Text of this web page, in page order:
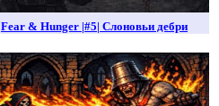
Fear & Hunger |#5| Слоновьи дебри